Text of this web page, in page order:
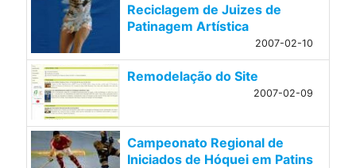
Reciclagem de Juizes de
Patinagem Artística
2007-02-10
Remodelação do Site
2007-02-09
Campeonato Regional de
Iniciados de Hóquei em Patins